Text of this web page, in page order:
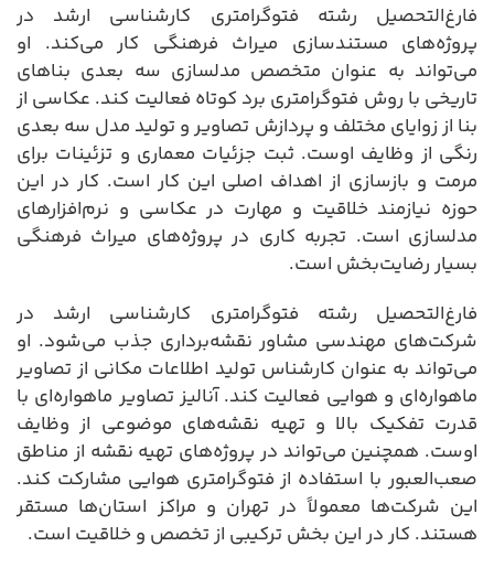
فارغ‌التحصیل رشته فتوگرامتری کارشناسی ارشد در
پروژه‌های مستندسازی میراث فرهنگی کار می‌کند. او
می‌تواند به عنوان متخصص مدلسازی سه بعدی بناهای
تاریخی با روش فتوگرامتری برد کوتاه فعالیت کند. عکاسی از
بنا از زوایای مختلف و پردازش تصاویر و تولید مدل سه بعدی
رنگی از وظایف اوست. ثبت جزئیات معماری و تزئینات برای
مرمت و بازسازی از اهداف اصلی این کار است. کار در این
حوزه نیازمند خلاقیت و مهارت در عکاسی و نرم‌افزارهای
مدلسازی است. تجربه کاری در پروژه‌های میراث فرهنگی
بسیار رضایت‌بخش است.
فارغ‌التحصیل رشته فتوگرامتری کارشناسی ارشد در
شرکت‌های مهندسی مشاور نقشه‌برداری جذب می‌شود. او
می‌تواند به عنوان کارشناس تولید اطلاعات مکانی از تصاویر
ماهواره‌ای و هوایی فعالیت کند. آنالیز تصاویر ماهواره‌ای با
قدرت تفکیک بالا و تهیه نقشه‌های موضوعی از وظایف
اوست. همچنین می‌تواند در پروژه‌های تهیه نقشه از مناطق
صعب‌العبور با استفاده از فتوگرامتری هوایی مشارکت کند.
این شرکت‌ها معمولاً در تهران و مراکز استان‌ها مستقر
هستند. کار در این بخش ترکیبی از تخصص و خلاقیت است.